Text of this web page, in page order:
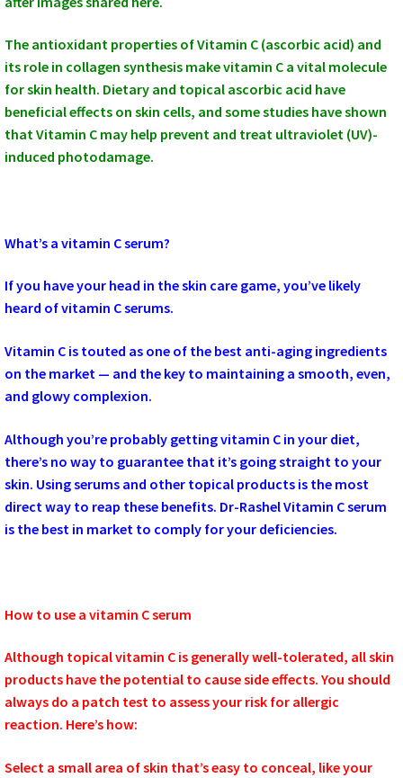
The antioxidant properties of Vitamin C (ascorbic acid) and
its role in collagen synthesis make vitamin C a vital molecule
for skin health. Dietary and topical ascorbic acid have
beneficial effects on skin cells, and some studies have shown
that Vitamin C may help prevent and treat ultraviolet (UV)-
induced photodamage.
What’s a vitamin C serum?
If you have your head in the skin care game, you’ve likely
heard of vitamin C serums.
Vitamin C is touted as one of the best anti-aging ingredients
on the market — and the key to maintaining a smooth, even,
and glowy complexion.
Although you’re probably getting vitamin C in your diet,
there’s no way to guarantee that it’s going straight to your
skin. Using serums and other topical products is the most
direct way to reap these benefits. Dr-Rashel Vitamin C serum
is the best in market to comply for your deficiencies.
How to use a vitamin C serum
Although topical vitamin C is generally well-tolerated, all skin
products have the potential to cause side effects. You should
always do a patch test to assess your risk for allergic
reaction. Here’s how:
Select a small area of skin that’s easy to conceal, like your